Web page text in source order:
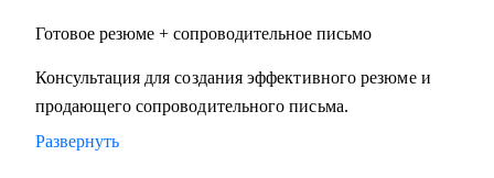
• логистики
Я помогу вам, даже если вы:
• несколько лет не работали;
Готовое резюме + сопроводительное письмо
Консультация для создания эффективного резюме и
продающего сопроводительного письма.
Развернуть